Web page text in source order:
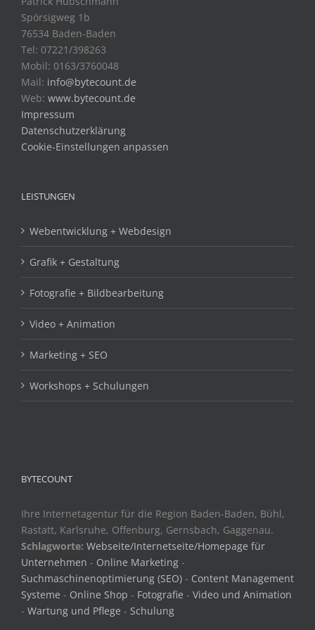
Spörsigweg 1b
76534 Baden-Baden
Tel: 07221/398263
Mobil: 0163/3760048
Mail: info@bytecount.de
Web: www.bytecount.de
Impressum
Datenschutzerklärung
Cookie-Einstellungen anpassen
LEISTUNGEN
Webentwicklung + Webdesign
Grafik + Gestaltung
Fotografie + Bildbearbeitung
Video + Animation
Marketing + SEO
Workshops + Schulungen
BYTECOUNT
Ihre Internetagentur für die Region Baden-Baden, Bühl,
Rastatt, Karlsruhe, Offenburg, Gernsbach, Gaggenau.
Schlagworte: Webseite/Internetseite/Homepage für
Unternehmen - Online Marketing -
Suchmaschinenoptimierung (SEO) - Content Management
Systeme - Online Shop - Fotografie - Video und Animation
- Wartung und Pflege - Schulung